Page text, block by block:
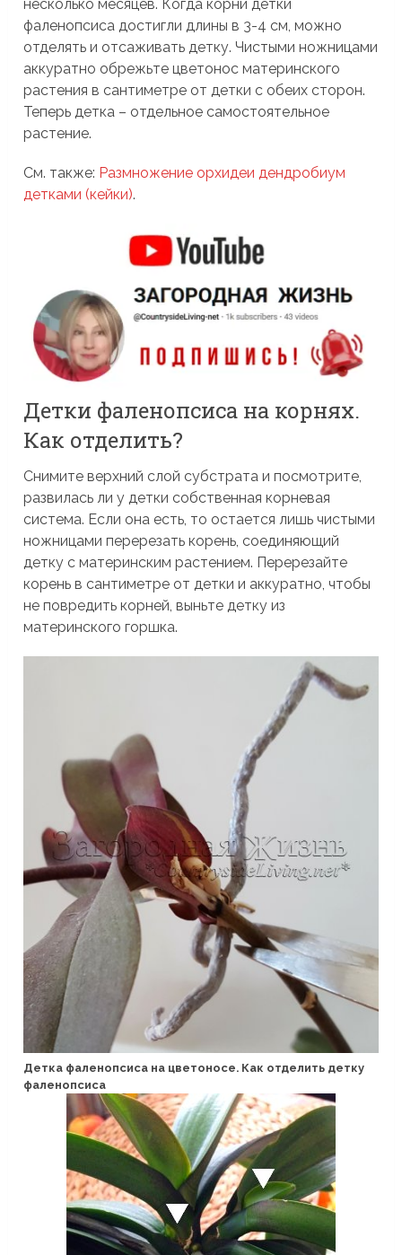
несколько месяцев. Когда корни детки
фаленопсиса достигли длины в 3-4 см, можно
отделять и отсаживать детку. Чистыми ножницами
аккуратно обрежьте цветонос материнского
растения в сантиметре от детки с обеих сторон.
Теперь детка – отдельное самостоятельное
растение.
См. также: Размножение орхидеи дендробиум
детками (кейки).
Детки фаленопсиса на корнях.
Как отделить?
Снимите верхний слой субстрата и посмотрите,
развилась ли у детки собственная корневая
система. Если она есть, то остается лишь чистыми
ножницами перерезать корень, соединяющий
детку с материнским растением. Перерезайте
корень в сантиметре от детки и аккуратно, чтобы
не повредить корней, выньте детку из
материнского горшка.
Детка фаленопсиса на цветоносе. Как отделить детку
фаленопсиса